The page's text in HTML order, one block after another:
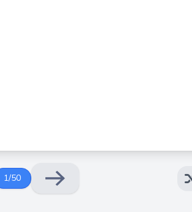
ty bảo hiểm. Điều này có nghĩa là họ đang giữ lại
1/50